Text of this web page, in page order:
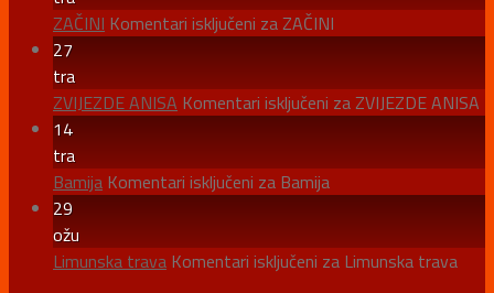
ZAČINI Komentari isključeni za ZAČINI
27
tra
ZVIJEZDE ANISA Komentari isključeni za ZVIJEZDE ANISA
14
tra
Bamija Komentari isključeni za Bamija
29
ožu
Limunska trava Komentari isključeni za Limunska trava